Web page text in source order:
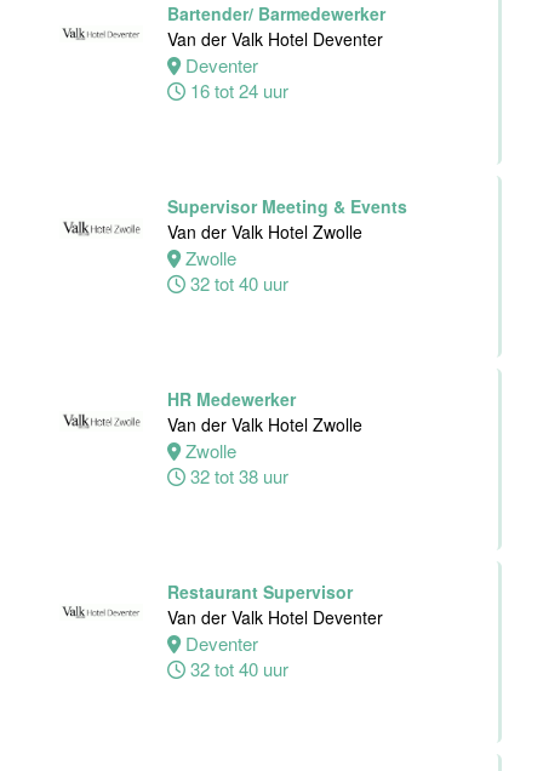
Bartender/ Barmedewerker
Van der Valk Hotel Deventer
Deventer
16 tot 24 uur
Supervisor Meeting & Events
Van der Valk Hotel Zwolle
Zwolle
32 tot 40 uur
HR Medewerker
Van der Valk Hotel Zwolle
Zwolle
32 tot 38 uur
Restaurant Supervisor
Van der Valk Hotel Deventer
Deventer
32 tot 40 uur